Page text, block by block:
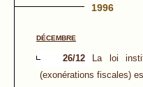
1996
DÉCEMBRE
26/12
La loi
(exonérations fiscales)